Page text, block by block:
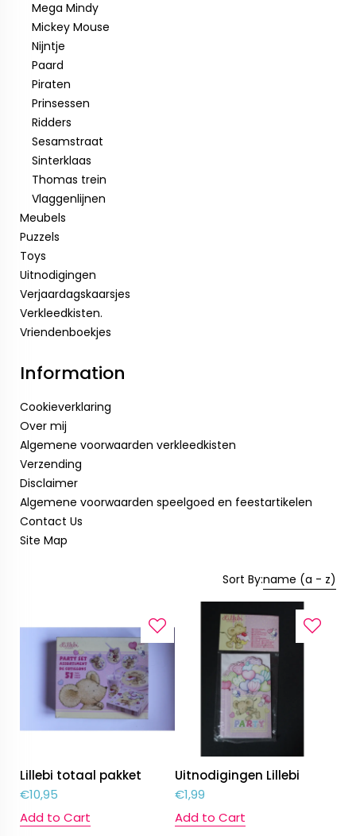
Mega Mindy
Mickey Mouse
Nijntje
Paard
Piraten
Prinsessen
Ridders
Sesamstraat
Sinterklaas
Thomas trein
Vlaggenlijnen
Meubels
Puzzels
Toys
Uitnodigingen
Verjaardagskaarsjes
Verkleedkisten.
Vriendenboekjes
Information
Cookieverklaring
Over mij
Algemene voorwaarden verkleedkisten
Verzending
Disclaimer
Algemene voorwaarden speelgoed en feestartikelen
Contact Us
Site Map
Sort By:name (a - z)
Lillebi totaal pakket
€10,95
Add to Cart
Uitnodigingen Lillebi
€1,99
Add to Cart